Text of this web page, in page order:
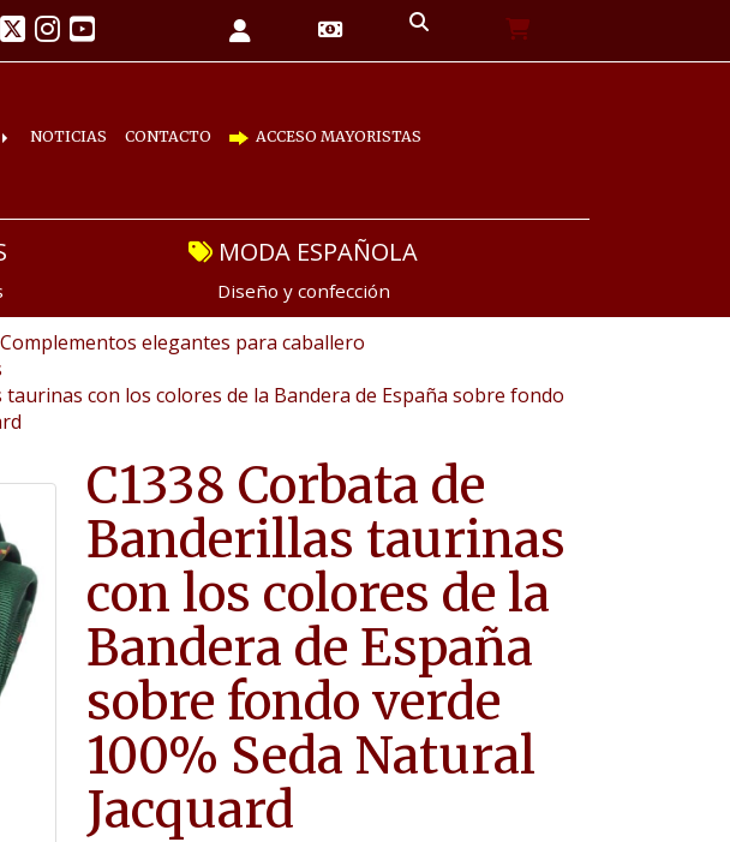
NOTICIAS CONTACTO ACCESO MAYORISTAS
MODA ESPAÑOLA
Diseño y confección
Complementos elegantes para caballero
con los colores de la Bandera de España sobre fondo
C1338 Corbata de
Banderillas taurinas
con los colores de la
Bandera de España
sobre fondo verde
100% Seda Natural
Jacquard